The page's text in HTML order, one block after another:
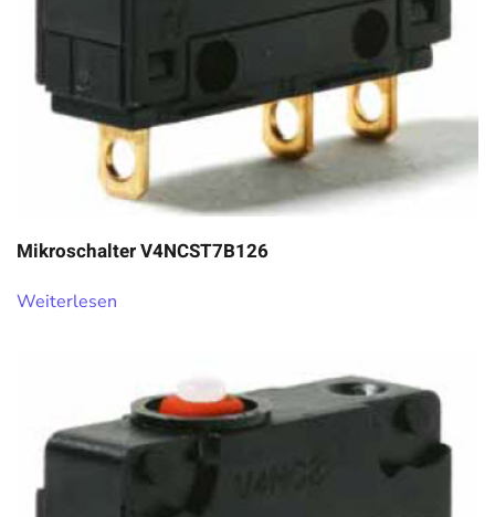
Mikroschalter V4NCST7B126
Weiterlesen